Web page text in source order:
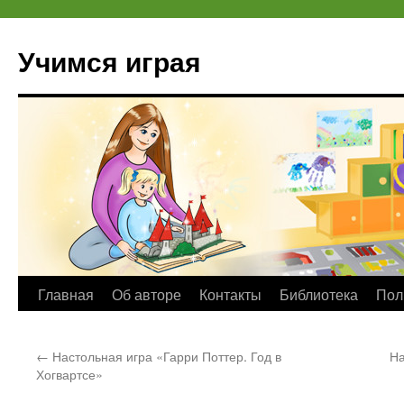
Учимся играя
Перейти
содержимому
Главная Об авторе Контакты Библиотека
← Настольная игра «Гарри Поттер. Год в
Хогвартсе»